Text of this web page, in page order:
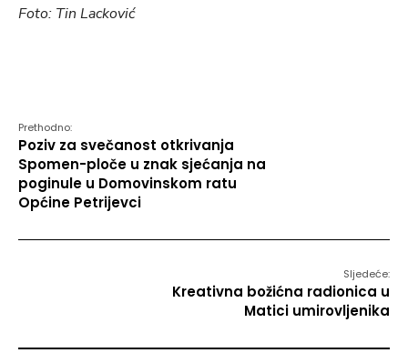
Foto: Tin Lacković
Prethodno:
Poziv za svečanost otkrivanja
Spomen-ploče u znak sjećanja na
poginule u Domovinskom ratu
Općine Petrijevci
Sljedeće:
Kreativna božićna radionica u
Matici umirovljenika